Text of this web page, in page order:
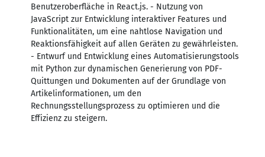
Benutzeroberfläche in React.js. - Nutzung von
JavaScript zur Entwicklung interaktiver Features und
Funktionalitäten, um eine nahtlose Navigation und
Reaktionsfähigkeit auf allen Geräten zu gewährleisten.
- Entwurf und Entwicklung eines Automatisierungstools
mit Python zur dynamischen Generierung von PDF-
Quittungen und Dokumenten auf der Grundlage von
Artikelinformationen, um den
Rechnungsstellungsprozess zu optimieren und die
Effizienz zu steigern.